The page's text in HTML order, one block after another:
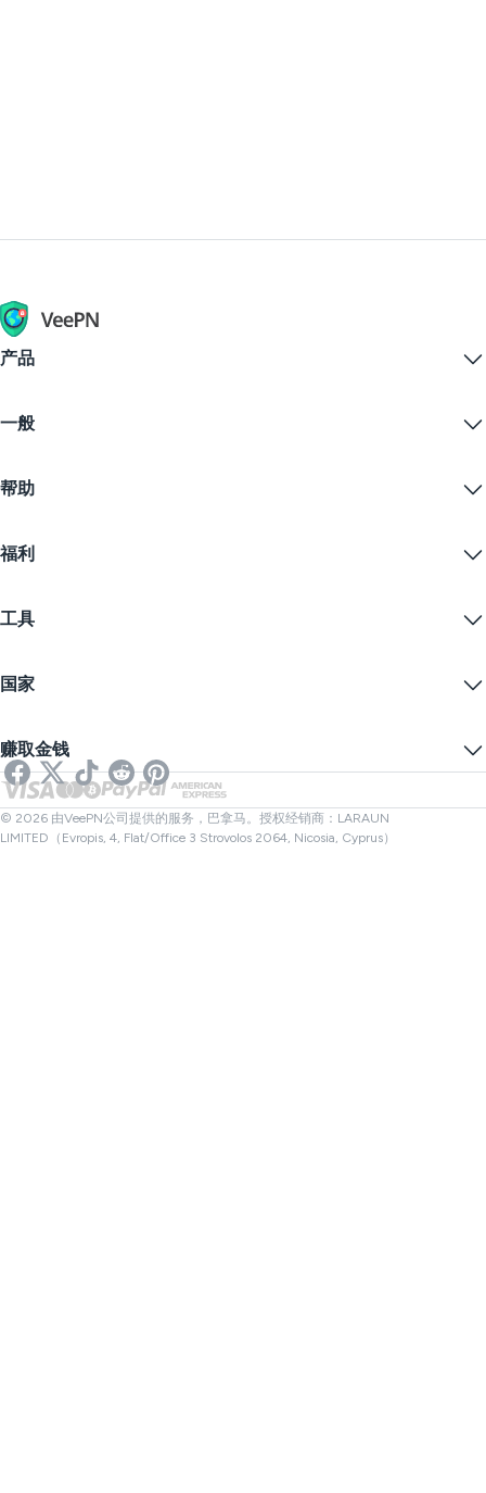
产品
VPN for macOS
iOS VPN
Firefox
免费VPN
一般
VPN下载
定价
学生优惠
博客
帮助
联系我们
隐私政策
Cookie偏好设置
福利
网络隐私
匿名IP
流媒体用VPN
Netflix VPN
工具
隐藏您的IP
在线短信
链接检查器
文件检查器
国家
英国VPN
加拿大VPN
土耳其VPN
赚取金钱
合作伙伴
© 2026 由VeePN公司提供的服务，巴拿马。授权经销商：LARAUN
LIMITED（Evropis, 4, Flat/Office 3 Strovolos 2064, Nicosia, Cyprus）